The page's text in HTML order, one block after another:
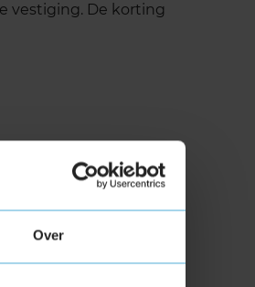
Over
vestiging. De korting